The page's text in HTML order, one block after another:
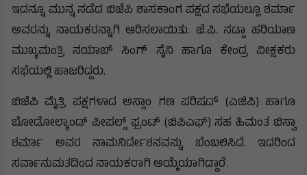
ಇದನ್ನೂ ಮುನ್ನ ನಡೆದ ಬಿಜೆಪಿ ಶಾಸಕಾಂಗ ಪಕ್ಷದ ಸಭೆಯಲ್ಲೂ ಶರ್ಮಾ
ಅವರನ್ನು ನಾಯಕರನ್ನಾಗಿ ಆರಿಸಲಾಯಿತು. ಜೆ.ಪಿ. ನಡ್ಡಾ ಹರಿಯಾಣ
ಮುಖ್ಯಮಂತ್ರಿ ನಯಾಬ್ ಸಿಂಗ್ ಸೈನಿ ಹಾಗೂ ಕೇಂದ್ರ ವೀಕ್ಷಕರು
ಸಭೆಯಲ್ಲಿ ಹಾಜರಿದ್ದರು.
ಬಿಜೆಪಿ ಮೈತ್ರಿ ಪಕ್ಷಗಳಾದ ಅಸ್ಸಾಂ ಗಣ ಪರಿಷದ್ (ಎಜಿಪಿ) ಹಾಗೂ
ಬೋಡೋಲ್ಯಾಂಡ್ ಪೀಪಲ್ಸ್ ಫ್ರಂಟ್ (ಬಿಪಿಎಫ್) ಸಹ ಹಿಮಂತ ಬಿಸ್ವಾ
ಶರ್ಮಾ ಅವರ ನಾಮನಿರ್ದೇಶನವನ್ನು ಬೆಂಬಲಿಸಿದೆ. ಇದರಿಂದ
ಸರ್ವಾನುಮತದಿಂದ ನಾಯಕರಾಗಿ ಆಯ್ಕೆಯಾಗಿದ್ದಾರೆ.